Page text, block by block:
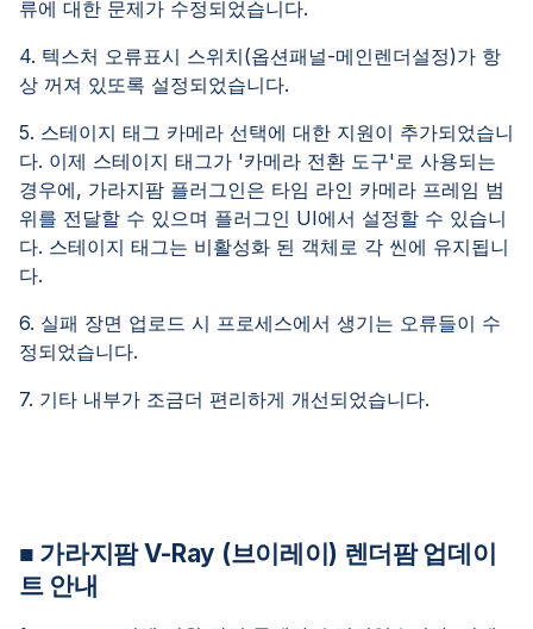
류에 대한 문제가 수정되었습니다.
4. 텍스처 오류표시 스위치(옵션패널-메인렌더설정)가 항
상 꺼져 있또록 설정되었습니다.
5. 스테이지 태그 카메라 선택에 대한 지원이 추가되었습니
다. 이제 스테이지 태그가 '카메라 전환 도구'로 사용되는
경우에, 가라지팜 플러그인은 타임 라인 카메라 프레임 범
위를 전달할 수 있으며 플러그인 UI에서 설정할 수 있습니
다. 스테이지 태그는 비활성화 된 객체로 각 씬에 유지됩니
다.
6. 실패 장면 업로드 시 프로세스에서 생기는 오류들이 수
정되었습니다.
7. 기타 내부가 조금더 편리하게 개선되었습니다.
■ 가라지팜 V-Ray (브이레이) 렌더팜 업데이
트 안내